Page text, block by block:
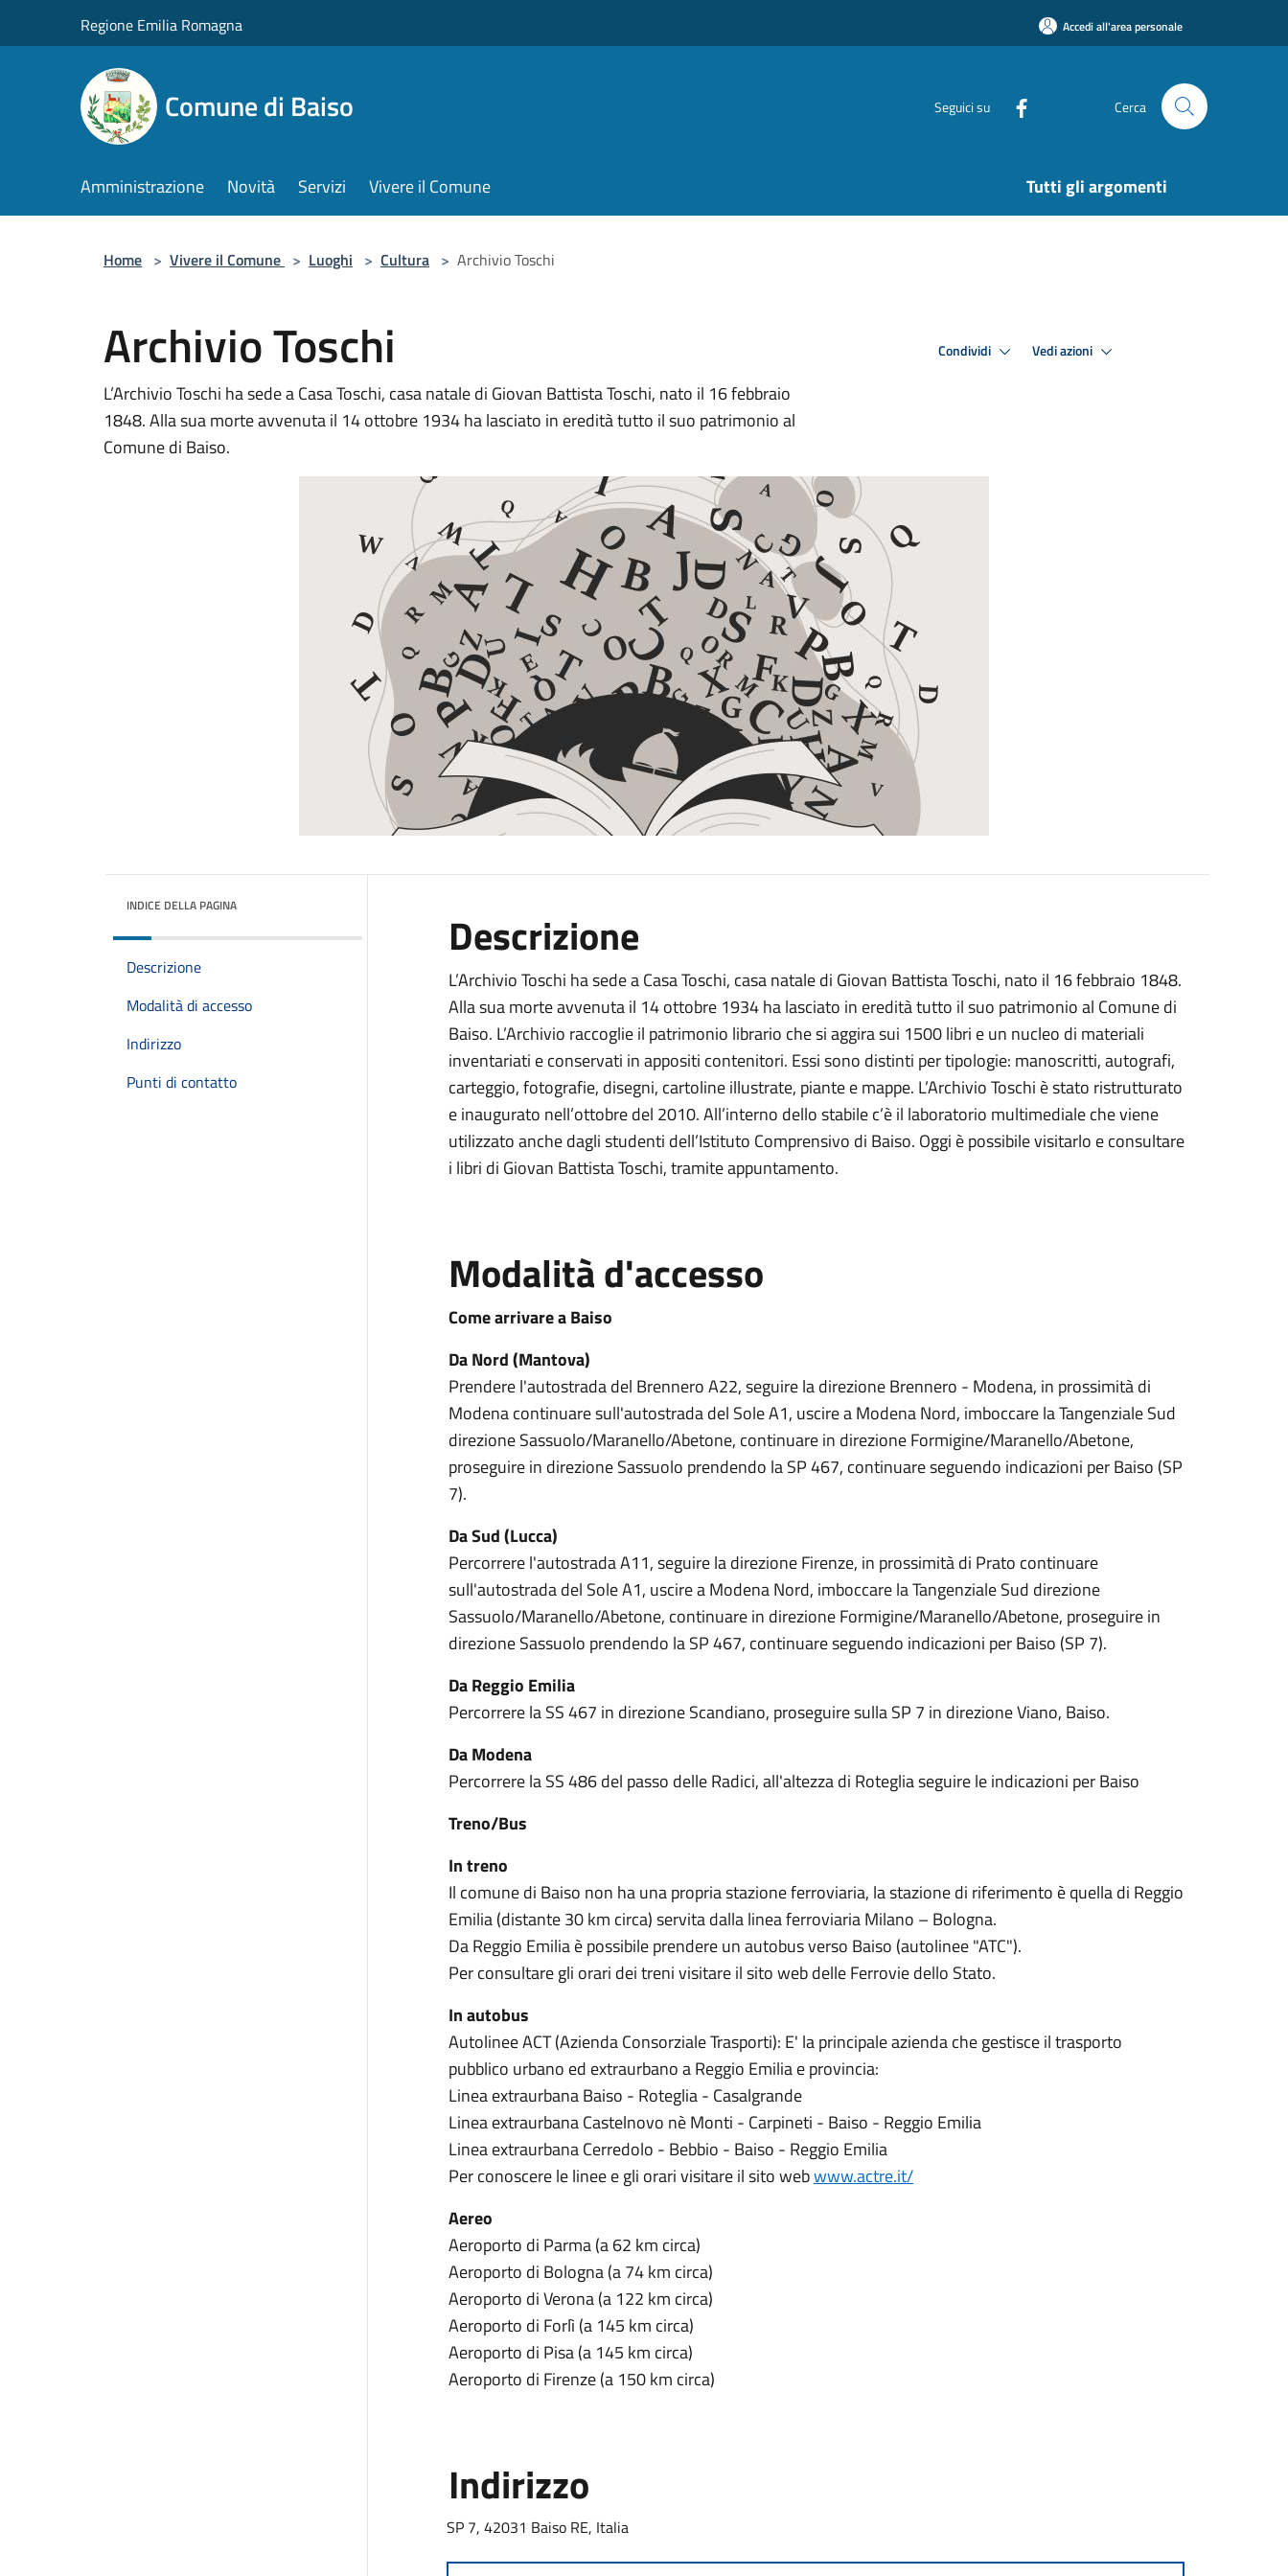
Regione Emilia Romagna Accedi all'area personale
Comune di Baiso Seguici su Cerca
Amministrazione Novità Servizi Vivere il Comune Tutti gli argomenti
Home > Vivere il Comune > Luoghi > Cultura > Archivio Toschi
Archivio Toschi
L’Archivio Toschi ha sede a Casa Toschi, casa natale di Giovan Battista Toschi, nato il 16 febbraio
1848. Alla sua morte avvenuta il 14 ottobre 1934 ha lasciato in eredità tutto il suo patrimonio al
Comune di Baiso.
Condividi Vedi azioni
INDICE DELLA PAGINA
Descrizione
Modalità di accesso
Indirizzo
Punti di contatto
Descrizione
L’Archivio Toschi ha sede a Casa Toschi, casa natale di Giovan Battista Toschi, nato il 16 febbraio 1848.
Alla sua morte avvenuta il 14 ottobre 1934 ha lasciato in eredità tutto il suo patrimonio al Comune di
Baiso. L’Archivio raccoglie il patrimonio librario che si aggira sui 1500 libri e un nucleo di materiali
inventariati e conservati in appositi contenitori. Essi sono distinti per tipologie: manoscritti, autografi,
carteggio, fotografie, disegni, cartoline illustrate, piante e mappe. L’Archivio Toschi è stato ristrutturato
e inaugurato nell’ottobre del 2010. All’interno dello stabile c’è il laboratorio multimediale che viene
utilizzato anche dagli studenti dell’Istituto Comprensivo di Baiso. Oggi è possibile visitarlo e consultare
i libri di Giovan Battista Toschi, tramite appuntamento.
Modalità d'accesso
Come arrivare a Baiso
Da Nord (Mantova)
Prendere l'autostrada del Brennero A22, seguire la direzione Brennero - Modena, in prossimità di
Modena continuare sull'autostrada del Sole A1, uscire a Modena Nord, imboccare la Tangenziale Sud
direzione Sassuolo/Maranello/Abetone, continuare in direzione Formigine/Maranello/Abetone,
proseguire in direzione Sassuolo prendendo la SP 467, continuare seguendo indicazioni per Baiso (SP
7).
Da Sud (Lucca)
Percorrere l'autostrada A11, seguire la direzione Firenze, in prossimità di Prato continuare
sull'autostrada del Sole A1, uscire a Modena Nord, imboccare la Tangenziale Sud direzione
Sassuolo/Maranello/Abetone, continuare in direzione Formigine/Maranello/Abetone, proseguire in
direzione Sassuolo prendendo la SP 467, continuare seguendo indicazioni per Baiso (SP 7).
Da Reggio Emilia
Percorrere la SS 467 in direzione Scandiano, proseguire sulla SP 7 in direzione Viano, Baiso.
Da Modena
Percorrere la SS 486 del passo delle Radici, all'altezza di Roteglia seguire le indicazioni per Baiso
Treno/Bus
In treno
Il comune di Baiso non ha una propria stazione ferroviaria, la stazione di riferimento è quella di Reggio
Emilia (distante 30 km circa) servita dalla linea ferroviaria Milano – Bologna.
Da Reggio Emilia è possibile prendere un autobus verso Baiso (autolinee "ATC").
Per consultare gli orari dei treni visitare il sito web delle Ferrovie dello Stato.
In autobus
Autolinee ACT (Azienda Consorziale Trasporti): E' la principale azienda che gestisce il trasporto
pubblico urbano ed extraurbano a Reggio Emilia e provincia:
Linea extraurbana Baiso - Roteglia - Casalgrande
Linea extraurbana Castelnovo nè Monti - Carpineti - Baiso - Reggio Emilia
Linea extraurbana Cerredolo - Bebbio - Baiso - Reggio Emilia
Per conoscere le linee e gli orari visitare il sito webwww.actre.it/
Aereo
Aeroporto di Parma (a 62 km circa)
Aeroporto di Bologna (a 74 km circa)
Aeroporto di Verona (a 122 km circa)
Aeroporto di Forlì (a 145 km circa)
Aeroporto di Pisa (a 145 km circa)
Aeroporto di Firenze (a 150 km circa)
Indirizzo
SP 7, 42031 Baiso RE, Italia